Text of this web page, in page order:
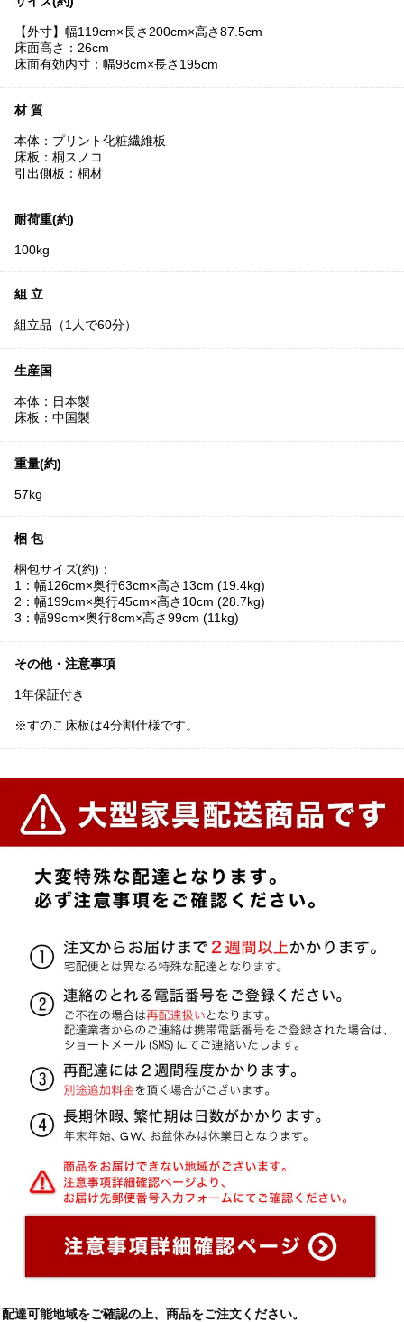
【外寸】幅119cm×長さ200cm×高さ87.5cm
床面高さ：26cm
床面有効内寸：幅98cm×長さ195cm
材 質
本体：プリント化粧繊維板
床板：桐スノコ
引出側板：桐材
耐荷重(約)
100kg
組 立
組立品（1人で60分）
生産国
本体：日本製
床板：中国製
重量(約)
57kg
梱 包
梱包サイズ(約)：
1：幅126cm×奥行63cm×高さ13cm (19.4kg)
2：幅199cm×奥行45cm×高さ10cm (28.7kg)
3：幅99cm×奥行8cm×高さ99cm (11kg)
その他・注意事項
1年保証付き
※すのこ床板は4分割仕様です。
配達可能地域をご確認の上、商品をご注文ください。